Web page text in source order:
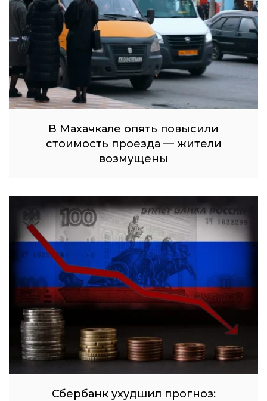
В Махачкале опять повысили
стоимость проезда — жители
возмущены
Сбербанк ухудшил прогноз: